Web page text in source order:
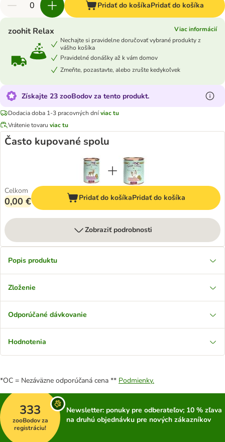
Pridať do košíkaPridať do košíka
zoohit Relax
Viac informácií
Nechajte si pravidelne doručovať vybrané produkty z
vášho košíka
Pravidelné donášky až k vám domov
Zmeňte, pozastavte, alebo zrušte kedykoľvek
Získajte 23 zooBodov za tento produkt.
Dodacia doba 1-3 pracovných dníviac tu
Vrátenie tovaru viac tu
Často kupované spolu
Celkom
0,00 € Pridať do košíkaPridať do košíka
Zobraziť podrobnosti
Popis produktu
Zloženie
Odporúčané dávkovanie
Hodnotenia
*OC = Nezáväzne odporúčaná cena ** Podmienky.
333
zooBodov za
registráciu!
Newsletter: ponuky pre odberateľov; 10 % zľava
na druhú objednávku pre nových zákazníkov